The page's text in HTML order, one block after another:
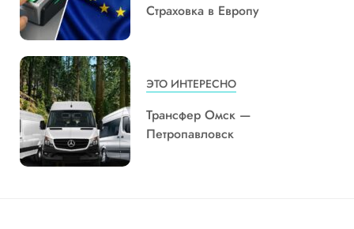
Страховка в Европу
ЭТО ИНТЕРЕСНО
Трансфер Омск —
Петропавловск